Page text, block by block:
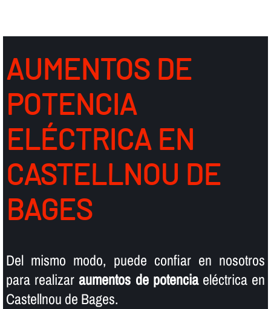
AUMENTOS DE
POTENCIA
ELÉCTRICA EN
CASTELLNOU DE
BAGES
Del mismo modo, puede confiar en nosotros
para realizaraumentos de potenciaeléctrica en
Castellnou de Bages.